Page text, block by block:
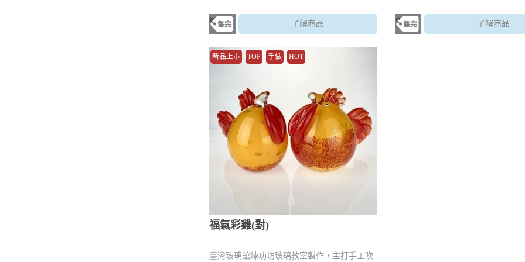
了解商品 了解商品
新品上市 TOP 手做 HOT
福氣彩雞(對)
臺灣玻璃舘煉功坊玻璃教室製作，主打手工吹